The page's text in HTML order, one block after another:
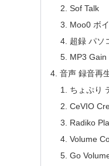
Sof Talk
Moo0 ボ
超録 パソ
MP3 Gain
音声 録音再
ちょぷり
CeVIO
Radiko
Volume
Go